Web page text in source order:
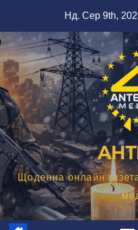
вмісту
Нд. Сер 9th,
Щоденна онлайн